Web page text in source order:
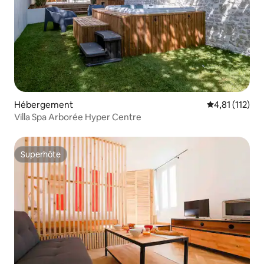
Hébergement Évaluation
4,81 (112)
Villa Spa Arborée Hyper Centre
Superhôte
Superhôte